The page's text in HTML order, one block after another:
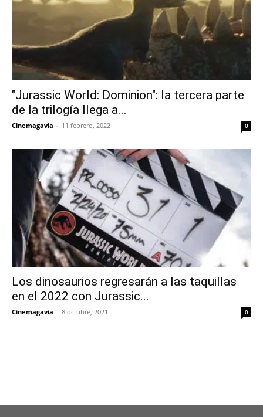
"Jurassic World: Dominion": la tercera parte
de la trilogía llega a...
Cinemagavia - 11 febrero, 2022 0
Los dinosaurios regresarán a las taquillas
en el 2022 con Jurassic...
Cinemagavia - 8 octubre, 2021 0